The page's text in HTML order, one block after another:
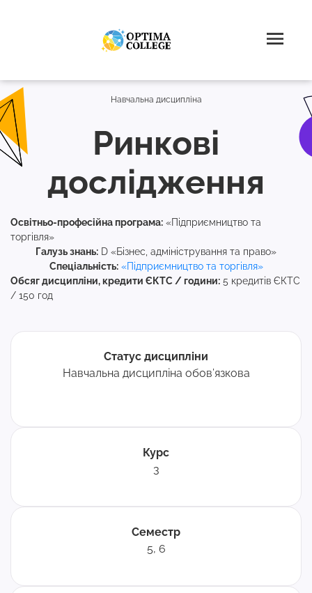
Навчальна дисципліна
Ринкові
дослідження
Освітньо-професійна програма: «Підприємництво та
торгівля»
Галузь знань: D «Бізнес, адміністрування та право»
Спеціальність: «Підприємництво та торгівля»
Обсяг дисципліни, кредити ЄКТС / години: 5 кредитів ЄКТС
/ 150 год
Статус дисципліни
Навчальна дисципліна обов’язкова
Курс
3
Семестр
5, 6